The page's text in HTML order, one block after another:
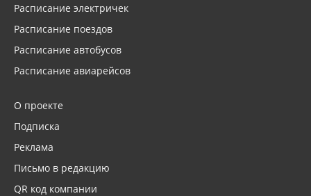
Расписание электричек
Расписание поездов
Расписание автобусов
Расписание авиарейсов
О проекте
Подписка
Реклама
Письмо в редакцию
QR код компании